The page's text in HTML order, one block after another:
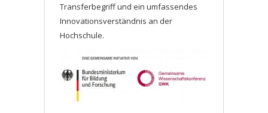
Transferbegriff und ein umfassendes
Innovationsverständnis an der
Hochschule.